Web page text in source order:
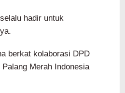
hadir untuk
berkat kolaborasi DPD
Merah Indonesia